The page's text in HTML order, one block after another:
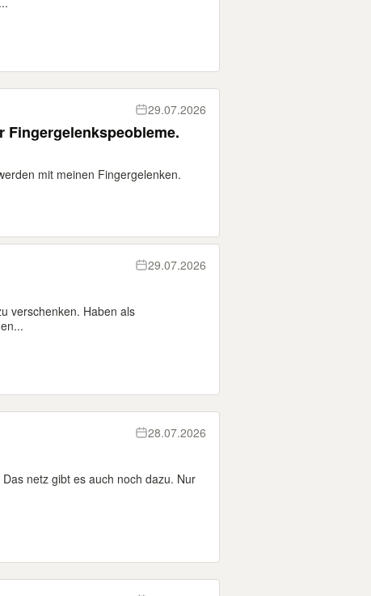
29.07.2026
Fingergelenkspeobleme.
mit meinen Fingergelenken.
29.07.2026
verschenken. Haben als
28.07.2026
netz gibt es auch noch dazu. Nur